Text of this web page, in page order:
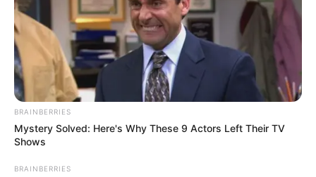
Suministrado por concesionaria San Rafael
Marzo 19, 2021
BRAINBERRIES
Mystery Solved: Here's Why These 9 Actors Left Their TV
Shows
BRAINBERRIES